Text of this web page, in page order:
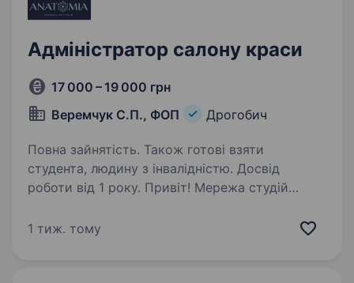
Адміністратор салону краси
17 000 – 19 000 грн
Веремчук С.П., ФОП
Дрогобич
Повна зайнятість. Також готові взяти
студента, людину з інвалідністю. Досвід
роботи від 1 року. Привіт! Мережа студій
адміністратора у свою команду!Основні
1 тиж. тому